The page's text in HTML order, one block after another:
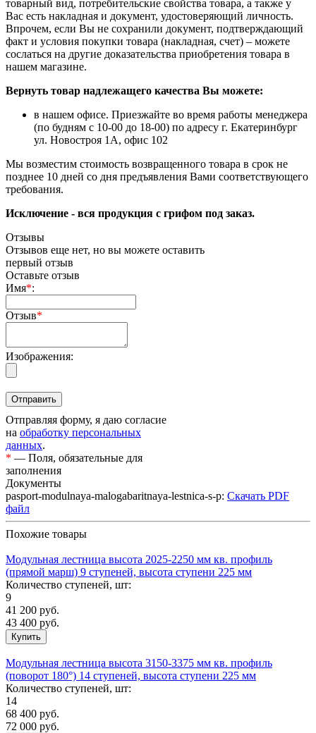
товарный вид, потребительские свойства товара, а также у
Вас есть накладная и документ, удостоверяющий личность.
Впрочем, если Вы не сохранили документ, подтверждающий
факт и условия покупки товара (накладная, счет) – можете
сослаться на другие доказательства приобретения товара в
нашем магазине.
Вернуть товар надлежащего качества Вы можете:
в нашем офисе. Приезжайте во время работы менеджера
(по будням с 10-00 до 18-00) по адресу г. Екатеринбург
ул. Новостроя 1А, офис 102
Мы возместим стоимость возвращенного товара в срок не
позднее 10 дней со дня предъявления Вами соответствующего
требования.
Исключение - вся продукция с грифом под заказ.
Отзывы
Отзывов еще нет, но вы можете оставить
первый отзыв
Оставьте отзыв
Имя*:
Отзыв*
Изображения:
Отправляя форму, я даю согласие
на обработку персональных
данных.
* — Поля, обязательные для
заполнения
Документы
pasport-modulnaya-malogabaritnaya-lestnica-s-p: Скачать PDF
файл
Похожие товары
Модульная лестница высота 2025-2250 мм кв. профиль
(прямой марш) 9 ступеней, высота ступени 225 мм
Количество ступеней, шт:
9
41 200 руб.
43 400 руб.
Модульная лестница высота 3150-3375 мм кв. профиль
(поворот 180°) 14 ступеней, высота ступени 225 мм
Количество ступеней, шт:
14
68 400 руб.
72 000 руб.